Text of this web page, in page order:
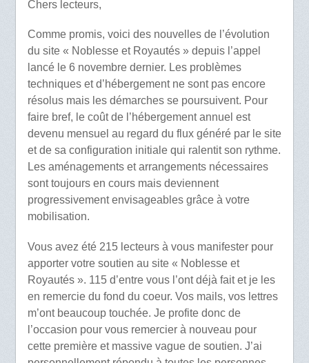
Chers lecteurs,
Comme promis, voici des nouvelles de l’évolution
du site « Noblesse et Royautés » depuis l’appel
lancé le 6 novembre dernier. Les problèmes
techniques et d’hébergement ne sont pas encore
résolus mais les démarches se poursuivent. Pour
faire bref, le coût de l’hébergement annuel est
devenu mensuel au regard du flux généré par le site
et de sa configuration initiale qui ralentit son rythme.
Les aménagements et arrangements nécessaires
sont toujours en cours mais deviennent
progressivement envisageables grâce à votre
mobilisation.
Vous avez été 215 lecteurs à vous manifester pour
apporter votre soutien au site « Noblesse et
Royautés ». 115 d’entre vous l’ont déjà fait et je les
en remercie du fond du coeur. Vos mails, vos lettres
m’ont beaucoup touchée. Je profite donc de
l’occasion pour vous remercier à nouveau pour
cette première et massive vague de soutien. J’ai